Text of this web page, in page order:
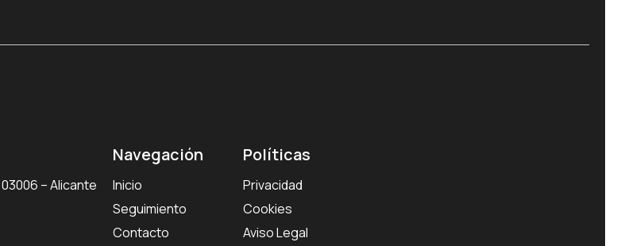
– Alicante
Navegación
Inicio
Seguimiento
Contacto
Políticas
Privacidad
Cookies
Aviso Legal